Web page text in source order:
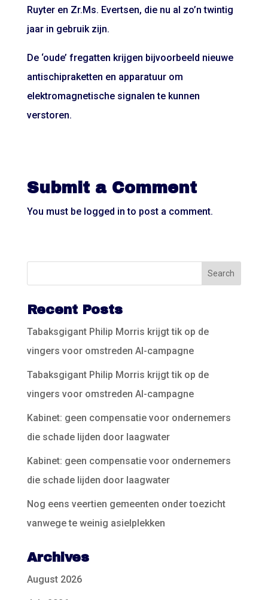
Ruyter en Zr.Ms. Evertsen, die nu al zo’n twintig
jaar in gebruik zijn.
De ‘oude’ fregatten krijgen bijvoorbeeld nieuwe
antischipraketten en apparatuur om
elektromagnetische signalen te kunnen
verstoren.
Submit a Comment
You must be logged in to post a comment.
Recent Posts
Tabaksgigant Philip Morris krijgt tik op de
vingers voor omstreden AI-campagne
Tabaksgigant Philip Morris krijgt tik op de
vingers voor omstreden AI-campagne
Kabinet: geen compensatie voor ondernemers
die schade lijden door laagwater
Kabinet: geen compensatie voor ondernemers
die schade lijden door laagwater
Nog eens veertien gemeenten onder toezicht
vanwege te weinig asielplekken
Archives
August 2026